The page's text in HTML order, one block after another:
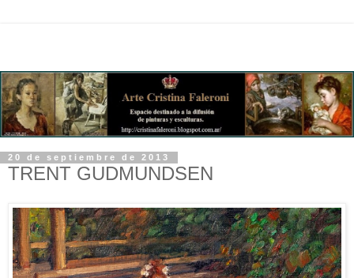
20 de septiembre de 2013
TRENT GUDMUNDSEN